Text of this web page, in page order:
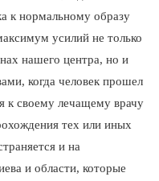
к нормальному образу
усилий не только
нашего центра, но и
когда человек прошел
к своему лечащему врачу
тех или иных
и на
и области, которые